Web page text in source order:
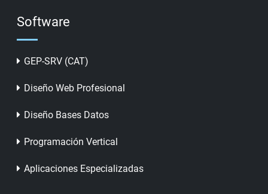
Software
GEP-SRV (CAT)
Diseño Web Profesional
Diseño Bases Datos
Programación Vertical
Aplicaciones Especializadas